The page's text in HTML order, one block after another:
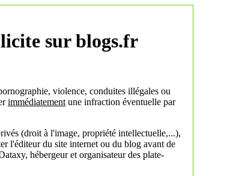
sur blogs.fr
violence, conduites illégales ou
immédiatement une infraction éventuelle par
(droit à l'image, propriété intellectuelle,...),
l'éditeur du site internet ou du blog avant de
hébergeur et organisateur des plate-